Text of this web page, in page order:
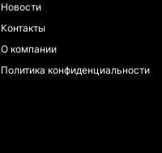
Новости
Контакты
О компании
Политика конфиденциальности